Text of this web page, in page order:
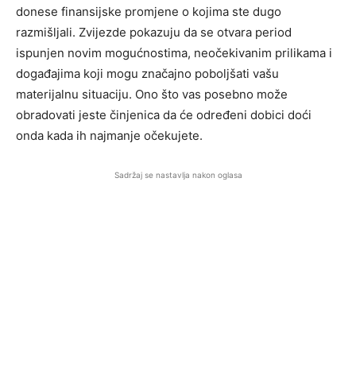
donese finansijske promjene o kojima ste dugo
razmišljali. Zvijezde pokazuju da se otvara period
ispunjen novim mogućnostima, neočekivanim prilikama i
događajima koji mogu značajno poboljšati vašu
materijalnu situaciju. Ono što vas posebno može
obradovati jeste činjenica da će određeni dobici doći
onda kada ih najmanje očekujete.
Sadržaj se nastavlja nakon oglasa